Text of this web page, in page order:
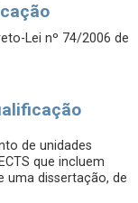
Lei nº 74/2006 de
de unidades
que incluem
uma dissertação, de